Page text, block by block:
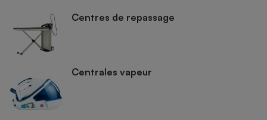
Centres de repassage
Centrales vapeur